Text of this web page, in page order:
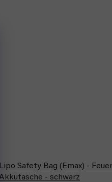
Lipo Safety Bag (Emax) -
- schwarz